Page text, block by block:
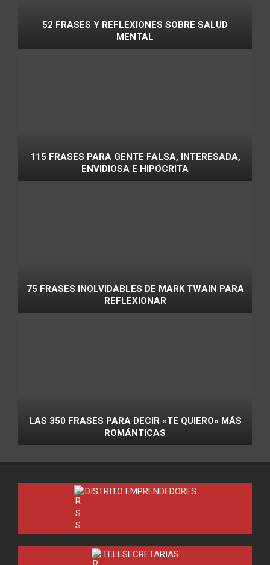
52 FRASES Y REFLEXIONES SOBRE SALUD
MENTAL
115 FRASES PARA GENTE FALSA, INTERESADA,
ENVIDIOSA E HIPÓCRITA
75 FRASES INOLVIDABLES DE MARK TWAIN PARA
REFLEXIONAR
LAS 350 FRASES PARA DECIR «TE QUIERO» MÁS
ROMÁNTICAS
DISTRITO EMPRENDEDORES
TELESECRETARIAS